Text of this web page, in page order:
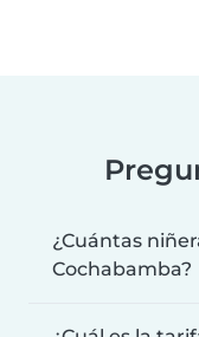
¿Cuántas
Cochabamba?